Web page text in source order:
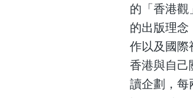
的「香港
的出版理
作以及國際
香港與自己
讀企劃，